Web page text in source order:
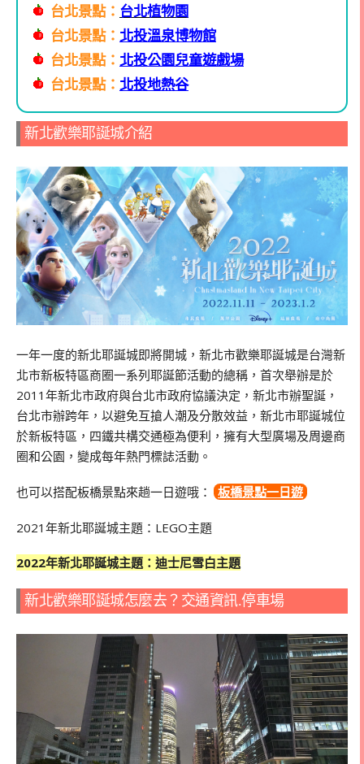
台北景點： 台北植物園
台北景點： 北投溫泉博物館
台北景點： 北投公園兒童遊戲場
台北景點： 北投地熱谷
新北歡樂耶誕城介紹
一年一度的新北耶誕城即將開城，新北市歡樂耶誕城是台灣新
北市新板特區商圈一系列耶誕節活動的總稱，首次舉辦是於
2011 年新北市政府與台北市政府協議決定，新北市辦聖誕，
台北市辦跨年，以避免互搶人潮及分散效益，新北市耶誕城位
於新板特區，四鐵共構交通極為便利，擁有大型廣場及周邊商
圈和公園，變成每年熱門標誌活動。
也可以搭配板橋景點來趟一日遊哦： 板橋景點一日遊
2021年新北耶誕城主題：LEGO主題
2022年新北耶誕城主題：迪士尼雪白主題
新北歡樂耶誕城怎麼去？交通資訊.停車場